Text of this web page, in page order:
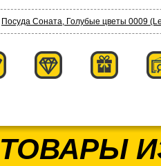
Посуда Соната, Голубые цветы 0009
ТОВАРЫ